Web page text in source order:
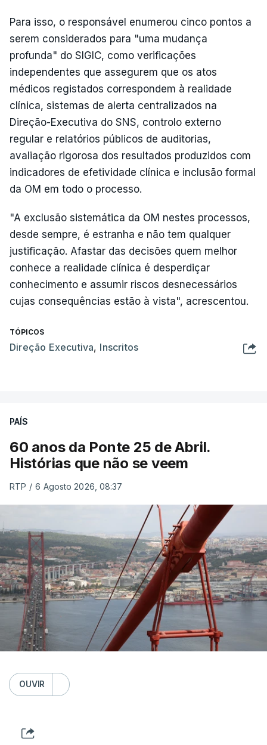
Para isso, o responsável enumerou cinco pontos a
serem considerados para "uma mudança
profunda" do SIGIC, como verificações
independentes que assegurem que os atos
médicos registados correspondem à realidade
clínica, sistemas de alerta centralizados na
Direção-Executiva do SNS, controlo externo
regular e relatórios públicos de auditorias,
avaliação rigorosa dos resultados produzidos com
indicadores de efetividade clínica e inclusão formal
da OM em todo o processo.
"A exclusão sistemática da OM nestes processos,
desde sempre, é estranha e não tem qualquer
justificação. Afastar das decisões quem melhor
conhece a realidade clínica é desperdiçar
conhecimento e assumir riscos desnecessários
cujas consequências estão à vista", acrescentou.
TÓPICOS
Direção Executiva, Inscritos
PAÍS
60 anos da Ponte 25 de Abril.
Histórias que não se veem
RTP / 6 Agosto 2026, 08:37
OUVIR